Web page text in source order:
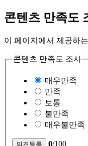
콘텐츠 만족도
이 페이지에서 제공하
콘텐츠 만족도 조사
매우만족
만족
보통
불만족
매우불만족
0/100